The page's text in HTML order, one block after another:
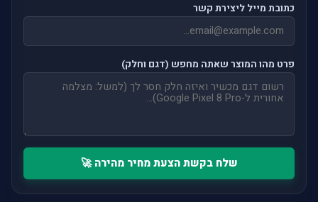
כתובת מייל ליצירת קשר
פרט מהו המוצר שאתה מחפש (דגם וחלק)
שלח בקשת הצעת מחיר מהירה 🚀